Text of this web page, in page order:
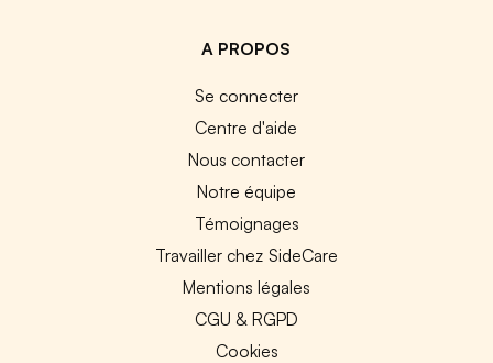
A PROPOS
Se connecter
Centre d'aide
Nous contacter
Notre équipe
Témoignages
Travailler chez SideCare
Mentions légales
CGU & RGPD
Cookies